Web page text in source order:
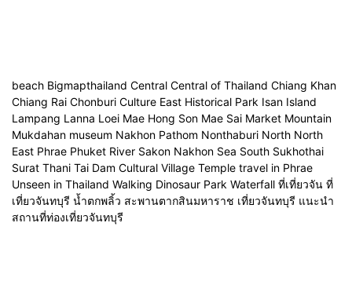
beach Bigmapthailand Central Central of Thailand Chiang Khan
Chiang Rai Chonburi Culture East Historical Park Isan Island
Lampang Lanna Loei Mae Hong Son Mae Sai Market Mountain
Mukdahan museum Nakhon Pathom Nonthaburi North North
East Phrae Phuket River Sakon Nakhon Sea South Sukhothai
Surat Thani Tai Dam Cultural Village Temple travel in Phrae
Unseen in Thailand Walking Dinosaur Park Waterfall ที่เที่ยวจัน ที่
เที่ยวจันทบุรี น้ำตกพลิ้ว สะพานตากสินมหาราช เที่ยวจันทบุรี แนะนำ
สถานที่ท่องเที่ยวจันทบุรี